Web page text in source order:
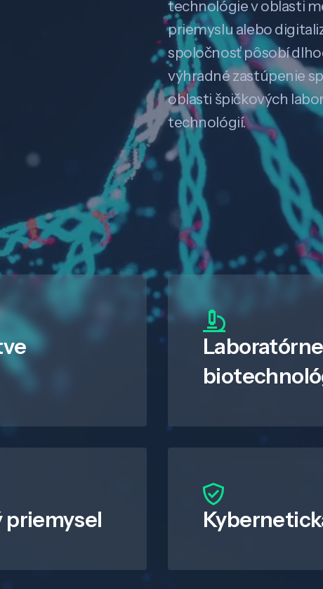
technológie v oblasti
priemyslu alebo
spoločnosť pôsobí
výhradné zastúpenie
oblasti špičkových
technológií.